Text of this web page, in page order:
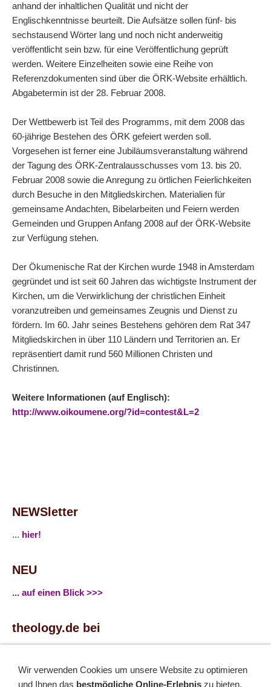
anhand der inhaltlichen Qualität und nicht der
Englischkenntnisse beurteilt. Die Aufsätze sollen fünf- bis
sechstausend Wörter lang und noch nicht anderweitig
veröffentlicht sein bzw. für eine Veröffentlichung geprüft
werden. Weitere Einzelheiten sowie eine Reihe von
Referenzdokumenten sind über die ÖRK-Website erhältlich.
Abgabetermin ist der 28. Februar 2008.
Der Wettbewerb ist Teil des Programms, mit dem 2008 das
60-jährige Bestehen des ÖRK gefeiert werden soll.
Vorgesehen ist ferner eine Jubiläumsveranstaltung während
der Tagung des ÖRK-Zentralausschusses vom 13. bis 20.
Februar 2008 sowie die Anregung zu örtlichen Feierlichkeiten
durch Besuche in den Mitgliedskirchen. Materialien für
gemeinsame Andachten, Bibelarbeiten und Feiern werden
Gemeinden und Gruppen Anfang 2008 auf der ÖRK-Website
zur Verfügung stehen.
Der Ökumenische Rat der Kirchen wurde 1948 in Amsterdam
gegründet und ist seit 60 Jahren das wichtigste Instrument der
Kirchen, um die Verwirklichung der christlichen Einheit
voranzutreiben und gemeinsames Zeugnis und Dienst zu
fördern. Im 60. Jahr seines Bestehens gehören dem Rat 347
Mitgliedskirchen in über 110 Ländern und Territorien an. Er
repräsentiert damit rund 560 Millionen Christen und
Christinnen.
Weitere Informationen (auf Englisch):
http://www.oikoumene.org/?id=contest&L=2
NEWSletter
... hier!
NEU
... auf einen Blick >>>
theology.de bei
... Twitter
Wir verwenden Cookies um unsere Website zu optimieren
und Ihnen das bestmögliche Online-Erlebnis zu bieten.